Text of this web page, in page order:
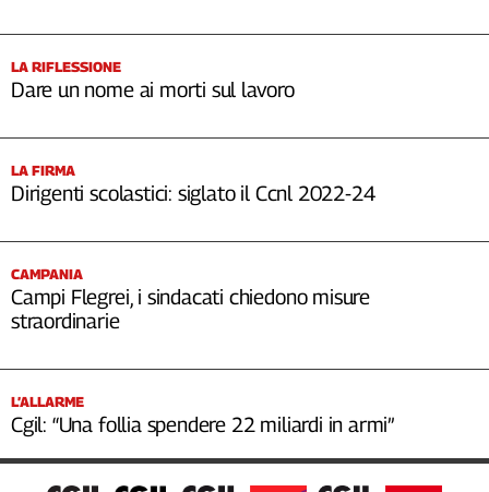
LA RIFLESSIONE
Dare un nome ai morti sul lavoro
LA FIRMA
Dirigenti scolastici: siglato il Ccnl 2022-24
CAMPANIA
Campi Flegrei, i sindacati chiedono misure
straordinarie
L’ALLARME
Cgil: “Una follia spendere 22 miliardi in armi”